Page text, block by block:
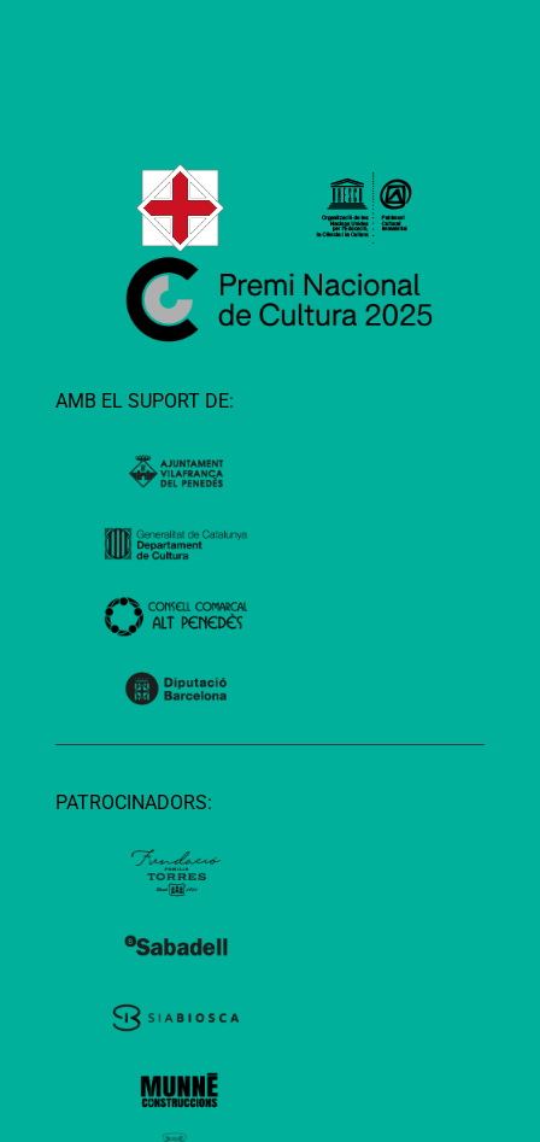
AMB EL SUPORT DE:
PATROCINADORS: